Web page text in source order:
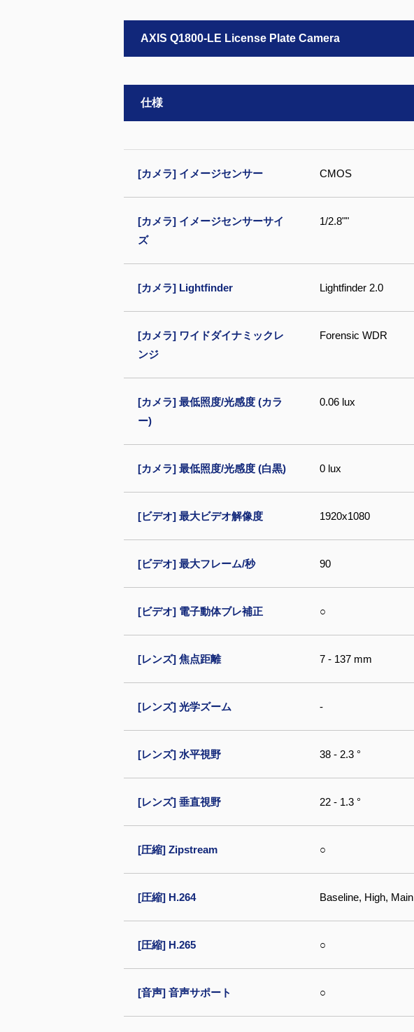
AXIS Q1800-LE License Plate Camera
仕様
[カメラ] イメージセンサー CMOS
[カメラ] イメージセンサーサイ
ズ
1/2.8""
[カメラ] Lightfinder Lightfinder 2.0
[カメラ] ワイドダイナミックレ
ンジ
Forensic WDR
[カメラ] 最低照度/光感度 (カラ
ー)
0.06 lux
[カメラ] 最低照度/光感度 (白黒) 0 lux
[ビデオ] 最大ビデオ解像度 1920x1080
[ビデオ] 最大フレーム/秒 90
[ビデオ] 電子動体ブレ補正 ○
[レンズ] 焦点距離 7 - 137 mm
[レンズ] 光学ズーム -
[レンズ] 水平視野 38 - 2.3 °
[レンズ] 垂直視野 22 - 1.3 °
[圧縮] Zipstream ○
[圧縮] H.264 Baseline, High, Main
[圧縮] H.265 ○
[音声] 音声サポート ○